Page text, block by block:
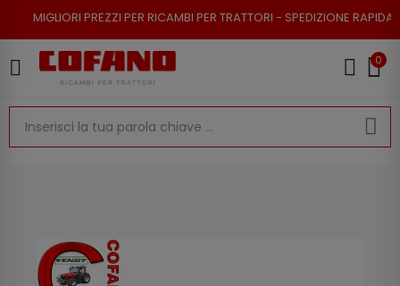
PREZZI PER RICAMBI PER TRATTORI - SPEDIZIONE RAPIDA - RESO
0